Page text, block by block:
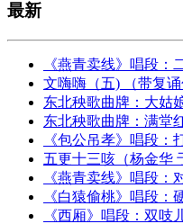
最新
《燕青卖线》唱段：
文嗨嗨（五) （带复诵
东北秧歌曲牌：大姑
东北秧歌曲牌：满堂
《包公吊孝》唱段：
五更十三咳（杨金华
《燕青卖线》唱段：
《白猿偷桃》唱段：
《西厢》唱段：双吱